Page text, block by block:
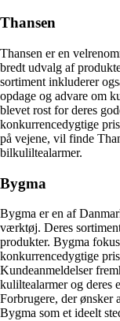
Thansen
Thansen er en
bredt udvalg af
sortiment inkluderer
opdage og advare om
blevet rost for deres
konkurrencedygtige
på vejene, vil finde
bilkuliltealarmer.
Bygma
Bygma er en af
værktøj. Deres
produkter. Bygma
konkurrencedygtige
Kundeanmeldelser
kuliltealarmer og deres
Forbrugere, der ønsker
Bygma som et ideelt